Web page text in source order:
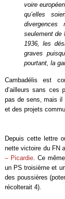
voire
qu’elles
seulement de
1936, les
graves
pourtant, la
Cambadélis est
d’ailleurs sans ces
pas de sens, mais il
et des projets
Depuis cette lettre
nette victoire du FN
– Picardie. Ce
un PS troisième et
des poussières
récolterait 4).